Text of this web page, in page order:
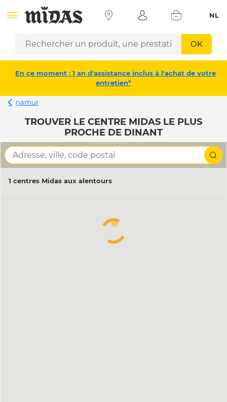
NL
OK
En ce moment : 1 an d'assistance inclus à l'achat de votre
entretien*
namur
TROUVER LE CENTRE MIDAS LE PLUS
PROCHE DE DINANT
1 centres Midas aux alentours